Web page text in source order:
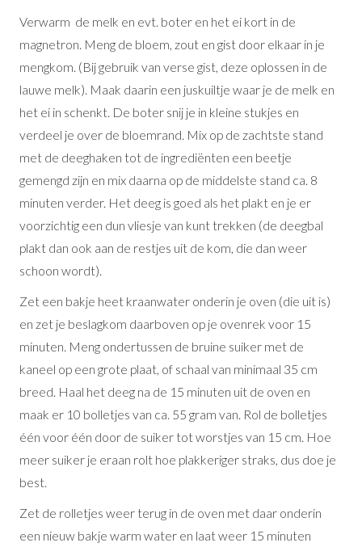
Verwarm de melk en evt. boter en het ei kort in de
magnetron. Meng de bloem, zout en gist door elkaar in je
mengkom. (Bij gebruik van verse gist, deze oplossen in de
lauwe melk). Maak daarin een juskuiltje waar je de melk en
het ei in schenkt. De boter snij je in kleine stukjes en
verdeel je over de bloemrand. Mix op de zachtste stand
met de deeghaken tot de ingrediënten een beetje
gemengd zijn en mix daarna op de middelste stand ca. 8
minuten verder. Het deeg is goed als het plakt en je er
voorzichtig een dun vliesje van kunt trekken (de deegbal
plakt dan ook aan de restjes uit de kom, die dan weer
schoon wordt).
Zet een bakje heet kraanwater onderin je oven (die uit is)
en zet je beslagkom daarboven op je ovenrek voor 15
minuten. Meng ondertussen de bruine suiker met de
kaneel op een grote plaat, of schaal van minimaal 35 cm
breed. Haal het deeg na de 15 minuten uit de oven en
maak er 10 bolletjes van ca. 55 gram van. Rol de bolletjes
één voor één door de suiker tot worstjes van 15 cm. Hoe
meer suiker je eraan rolt hoe plakkeriger straks, dus doe je
best.
Zet de rolletjes weer terug in de oven met daar onderin
een nieuw bakje warm water en laat weer 15 minuten